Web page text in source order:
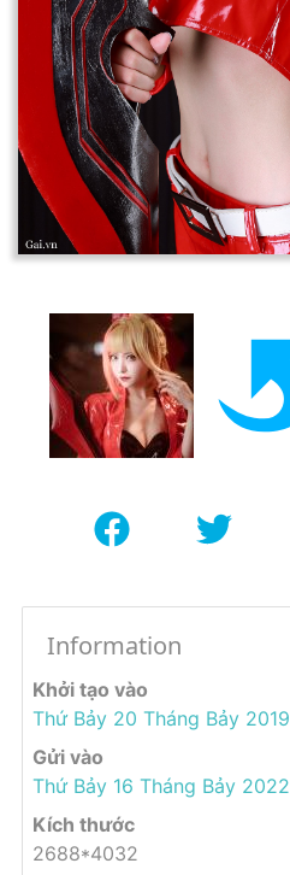
Information
Khởi tạo vào
Thứ Bảy 20 Tháng Bảy 2019
Gửi vào
Thứ Bảy 16 Tháng Bảy 2022
Kích thước
2688*4032